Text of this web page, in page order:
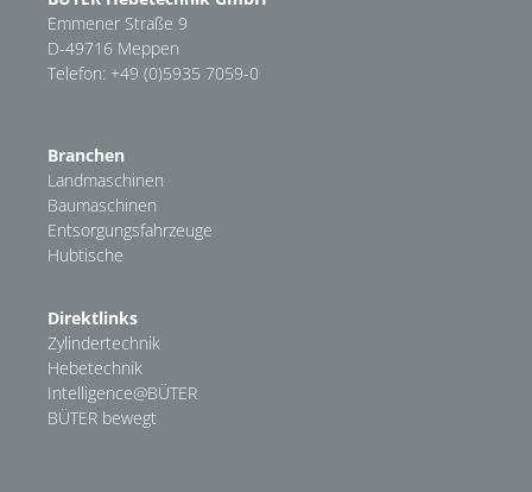
Emmener Straße 9
D-49716 Meppen
Telefon: +49 (0)5935 7059-0
Branchen
Landmaschinen
Baumaschinen
Entsorgungsfahrzeuge
Hubtische
Direktlinks
Zylindertechnik
Hebetechnik
Intelligence@BÜTER
BÜTER bewegt